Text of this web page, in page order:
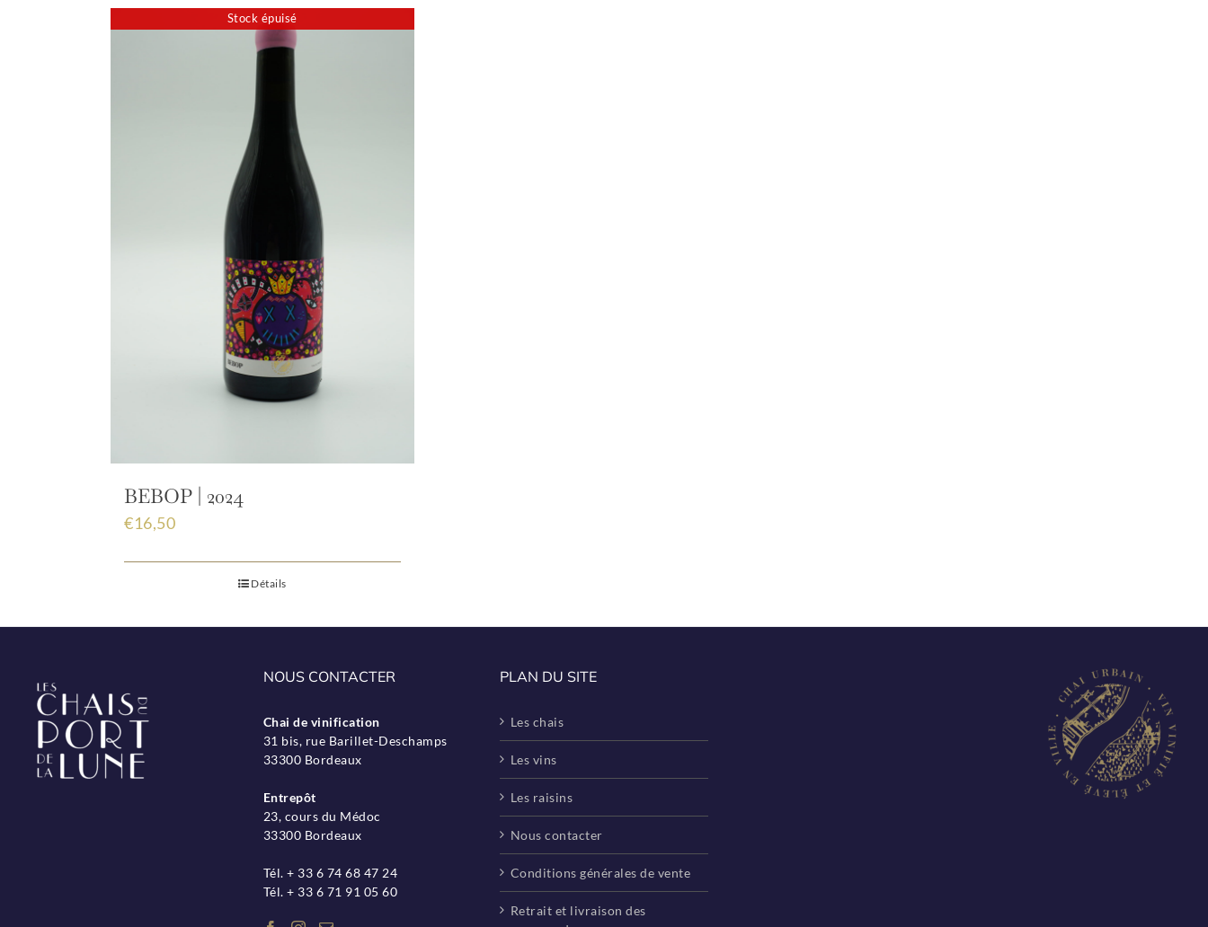
Stock épuisé
BEBOP | 2024
€16,50
Détails
NOUS CONTACTER
Chai de vinification
31 bis, rue Barillet-Deschamps
33300 Bordeaux
Entrepôt
23, cours du Médoc
33300 Bordeaux
Tél. + 33 6 74 68 47 24
Tél. + 33 6 71 91 05 60
PLAN DU SITE
Les chais
Les vins
Les raisins
Nous contacter
Conditions générales de vente
Retrait et livraison des